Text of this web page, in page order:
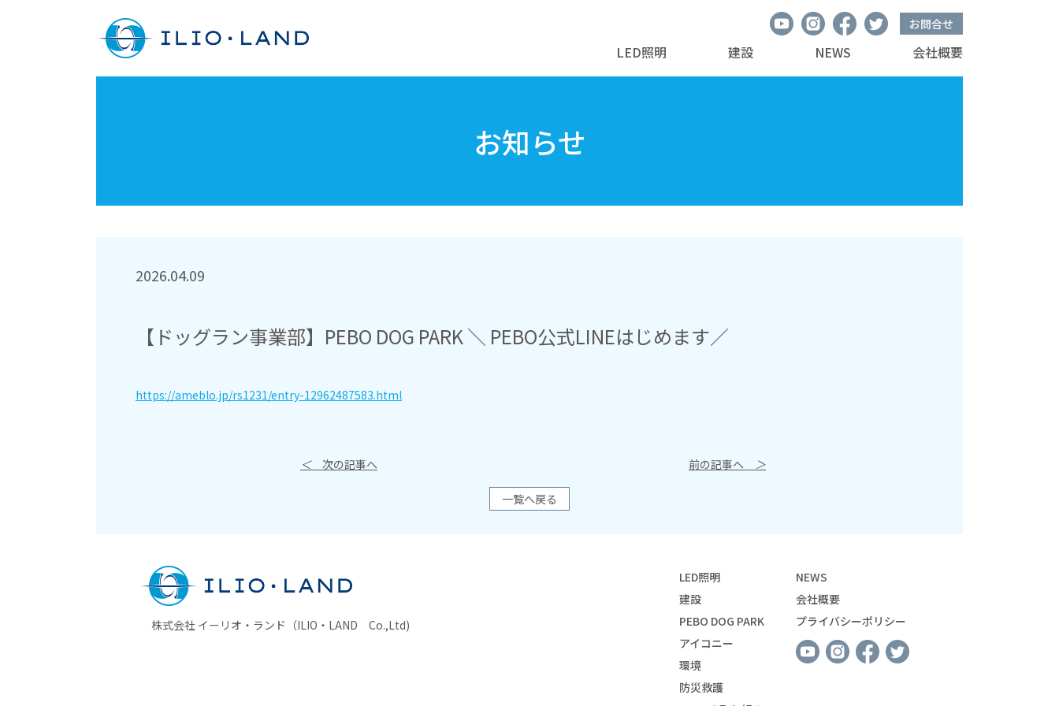
お問合せ
LED照明 建設 NEWS 会社概要
お知らせ
2026.04.09
【ドッグラン事業部】PEBO DOG PARK ＼ PEBO公式LINEはじめます／
https://ameblo.jp/rs1231/entry-12962487583.html
＜次の記事へ 前の記事へ ＞
一覧へ戻る
株式会社 イーリオ・ランド（ILIO・LAND Co.,Ltd)
LED照明
建設
PEBO DOG PARK
アイコニー
環境
防災救護
NEWS
会社概要
プライバシーポリシー